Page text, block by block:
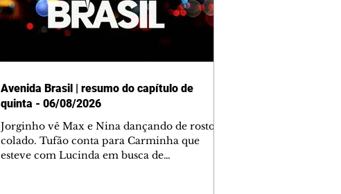
Avenida Brasil | resumo do capítulo de
quinta - 06/08/2026
Jorginho vê Max e Nina dançando de rosto
colado. Tufão conta para Carminha que
esteve com Lucinda em busca de